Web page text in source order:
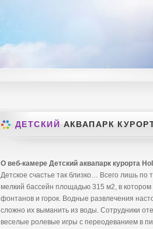
ДЕТСКИЙ АКВАПАРК
О веб-камере Детский аквапарк курорта
Детское счастье так близко… Всего лишь по
мелкий бассейн площадью 315 м2, в
фонтанов и горок. Водные развлечения
сложно их выманить из воды. Сотрудники
веселые ролевые игры с переодеванием в